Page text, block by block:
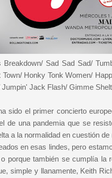
Breakdown/ Sad Sad Sad/
Honky Tonk Women/
Jack Flash/ Gimme
sido el primer concierto
de una pandemia que se
a la normalidad en cuestión
en esas lindes, pero
porque también se cumplía
simple y llanamente, Keith